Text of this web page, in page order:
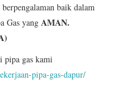
berpengalaman baik dalam
Gas yang AMAN.
pipa gas kami
pipa-gas-dapur/